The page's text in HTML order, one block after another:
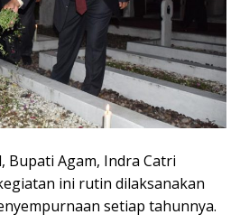
Bupati Agam, Indra Catri
ini rutin dilaksanakan
setiap tahunnya.